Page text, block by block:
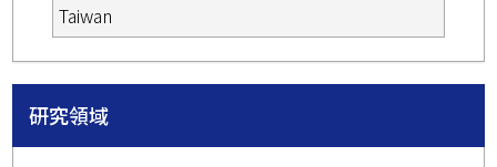
Taiwan
研究領域